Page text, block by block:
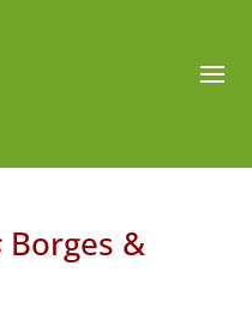
Borges &